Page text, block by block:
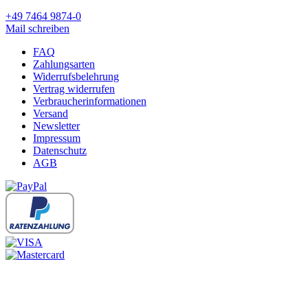
+49 7464 9874-0
Mail schreiben
FAQ
Zahlungsarten
Widerrufsbelehrung
Vertrag widerrufen
Verbraucherinformationen
Versand
Newsletter
Impressum
Datenschutz
AGB